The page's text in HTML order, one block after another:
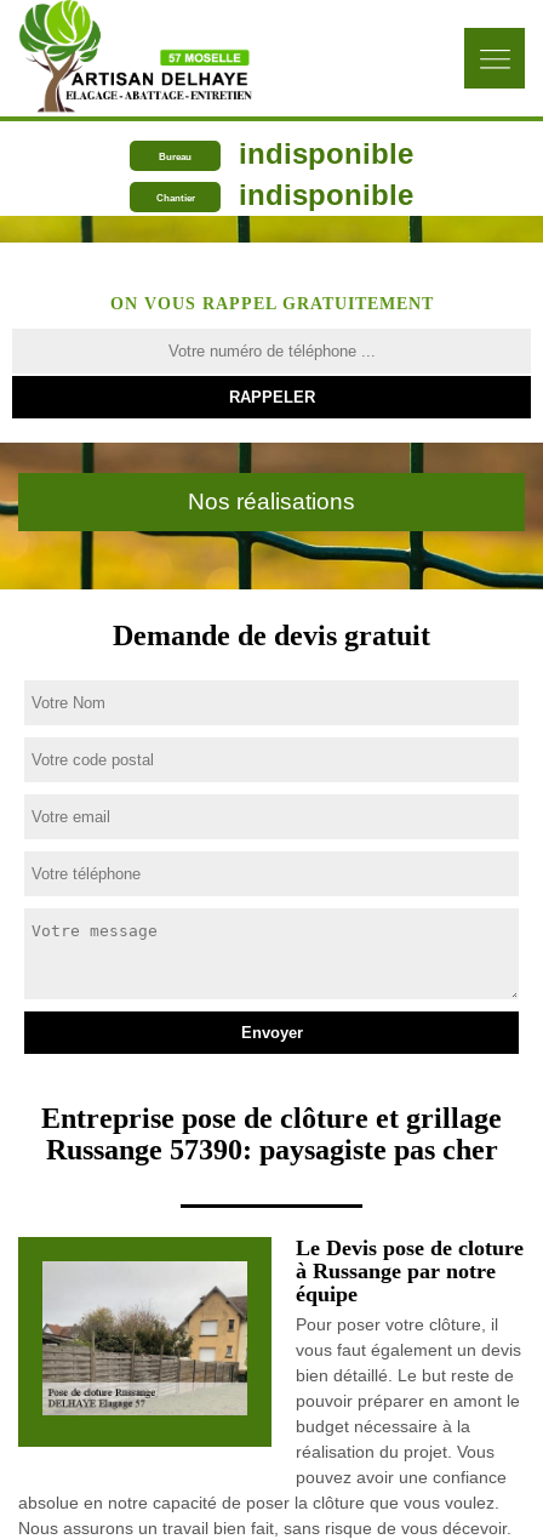
Bureau indisponible
Chantier indisponible
ON VOUS RAPPEL GRATUITEMENT
Nos réalisations
Demande de devis gratuit
Entreprise pose de clôture et grillage
Russange 57390: paysagiste pas cher
Le Devis pose de cloture
à Russange par notre
équipe
Pour poser votre clôture, il
vous faut également un devis
bien détaillé. Le but reste de
pouvoir préparer en amont le
budget nécessaire à la
réalisation du projet. Vous
pouvez avoir une confiance
absolue en notre capacité de poser la clôture que vous voulez.
Nous assurons un travail bien fait, sans risque de vous décevoir.